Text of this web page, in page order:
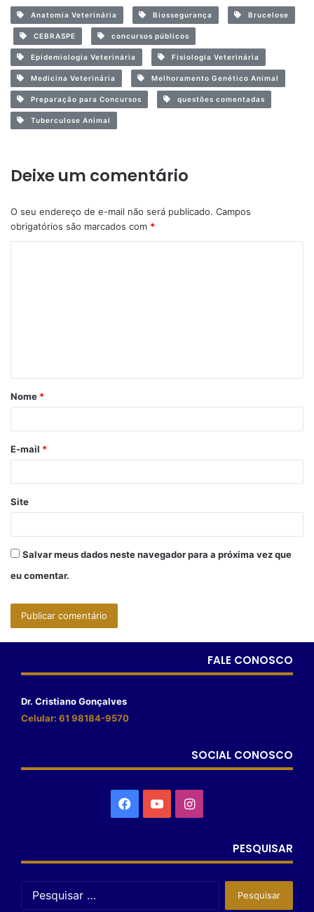
Anatomia Veterinária Biossegurança Brucelose
CEBRASPE concursos públicos
Epidemiologia Veterinária Fisiologia Veterinária
Medicina Veterinária Melhoramento Genético Animal
Preparação para Concursos questões comentadas
Tuberculose Animal
Deixe um comentário
O seu endereço de e-mail não será publicado. Campos
obrigatórios são marcados com *
á
r
*
Nome *
E-mail *
Site
Salvar meus dados neste navegador para a próxima vez que
eu comentar.
FALE CONOSCO
Dr. Cristiano Gonçalves
Celular: 61 98184-9570
SOCIAL CONOSCO
PESQUISAR